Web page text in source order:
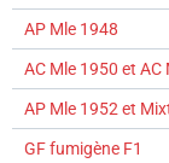
AP Mle 1948
AC Mle 1950 et AC
AP Mle 1952 et
GF fumigène F1